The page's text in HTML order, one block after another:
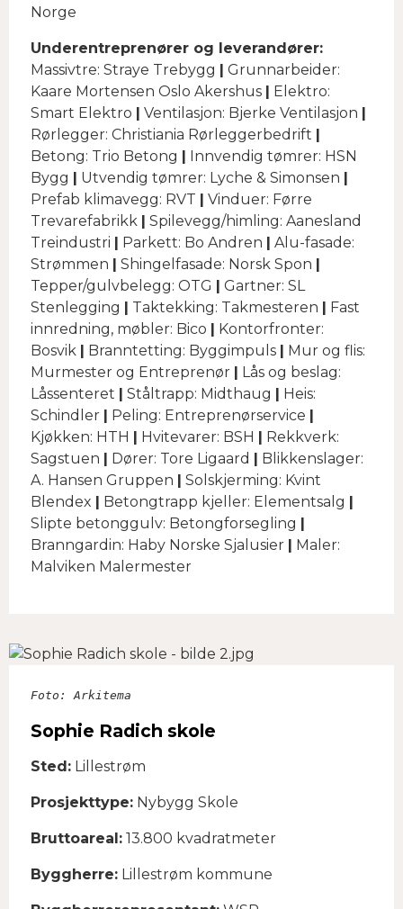
Norge
Underentreprenører og leverandører:
Massivtre: Straye Trebygg
Grunnarbeider:
Kaare Mortensen Oslo Akershus
Elektro:
Smart Elektro
Ventilasjon: Bjerke Ventilasjon
Rørlegger: Christiania Rørleggerbedrift
Betong: Trio Betong
Innvendig tømrer: HSN
Bygg
Utvendig tømrer: Lyche & Simonsen
Prefab klimavegg: RVT
Vinduer: Førre
Trevarefabrikk
Spilevegg/himling: Aanesland
Treindustri
Parkett: Bo Andren
Alu-fasade:
Strømmen
Shingelfasade: Norsk Spon
Tepper/gulvbelegg: OTG
Gartner: SL
Stenlegging
Taktekking: Takmesteren
Fast
innredning, møbler: Bico
Kontorfronter:
Bosvik
Branntetting: Byggimpuls
Mur og flis:
Murmester og Entreprenør
Lås og beslag:
Låssenteret
Ståltrapp: Midthaug
Heis:
Schindler
Peling: Entreprenørservice
Kjøkken: HTH
Hvitevarer: BSH
Rekkverk:
Sagstuen
Dører: Tore Ligaard
Blikkenslager:
A. Hansen Gruppen
Solskjerming: Kvint
Blendex
Betongtrapp kjeller: Elementsalg
Slipte betonggulv: Betongforsegling
Branngardin: Haby Norske Sjalusier
Maler:
Malviken Malermester
Foto: Arkitema
​​​​​​​Sophie Radich skole
Sted: Lillestrøm
Prosjekttype: Nybygg Skole
Bruttoareal: 13.800 kvadratmeter
Byggherre: Lillestrøm kommune